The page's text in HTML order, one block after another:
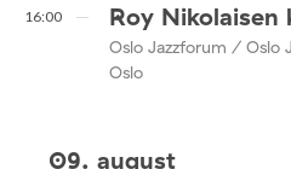
16:00 Roy
Oslo Jazzforum / Oslo
Oslo
09. august